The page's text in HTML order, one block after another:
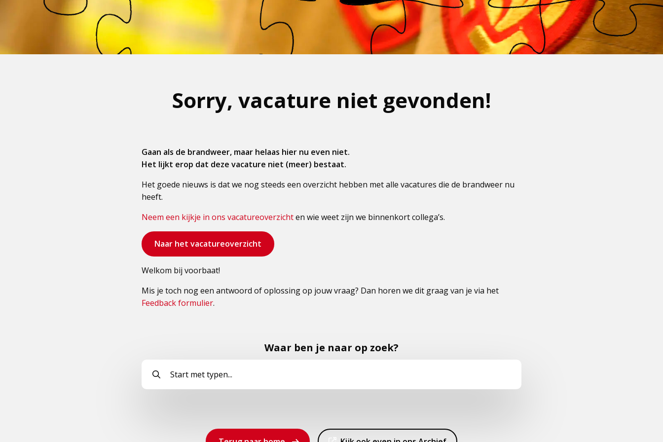
Sorry, vacature niet gevonden!
Gaan als de brandweer, maar helaas hier nu even niet.
Het lijkt erop dat deze vacature niet (meer) bestaat.
Het goede nieuws is dat we nog steeds een overzicht hebben met alle vacatures die de brandweer nu
heeft.
Neem een kijkje in ons vacatureoverzichten wie weet zijn we binnenkort collega’s.
Bezoek
de
pagina
Naar het vacatureoverzicht
Welkom bij voorbaat!
Mis je toch nog een antwoord of oplossing op jouw vraag? Dan horen we dit graag van je via het
Feedback formulier.
Waar ben je naar op zoek?